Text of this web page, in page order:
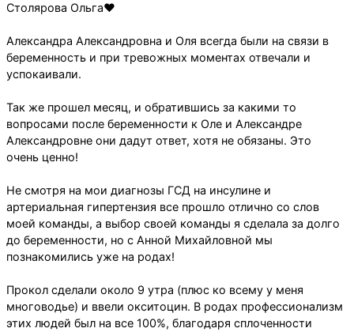
Столярова Ольга❤️
Александра Александровна и Оля всегда были на связи в
беременность и при тревожных моментах отвечали и
успокаивали.
Так же прошел месяц, и обратившись за какими то
вопросами после беременности к Оле и Александре
Александровне они дадут ответ, хотя не обязаны. Это
очень ценно!
Не смотря на мои диагнозы ГСД на инсулине и
артериальная гипертензия все прошло отлично со слов
моей команды, а выбор своей команды я сделала за долго
до беременности, но с Анной Михайловной мы
познакомились уже на родах!
Прокол сделали около 9 утра (плюс ко всему у меня
многоводье) и ввели окситоцин. В родах профессионализм
этих людей был на все 100%, благодаря сплоченности